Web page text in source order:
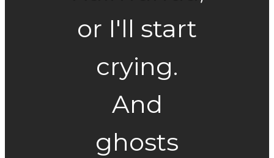
or I'll start
crying.
And
ghosts